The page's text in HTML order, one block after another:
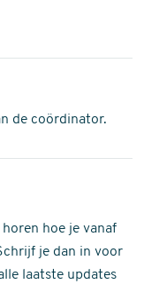
de coördinator.
hoe je vanaf
je dan in voor
laatste updates